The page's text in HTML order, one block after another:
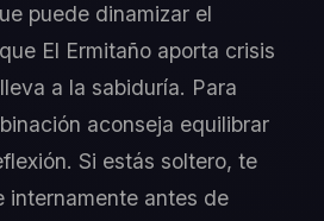
puede dinamizar el
El Ermitaño aporta crisis
a la sabiduría. Para
aconseja equilibrar
Si estás soltero, te
internamente antes de